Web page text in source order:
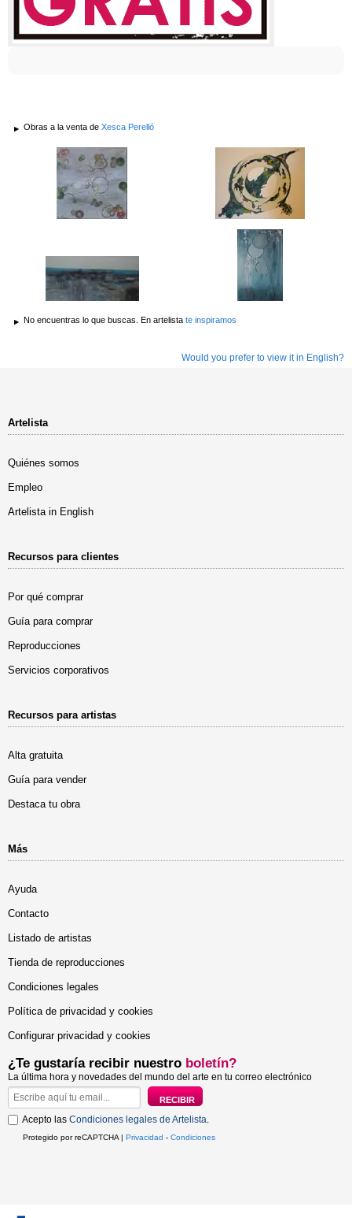
Obras a la venta de Xesca Perelló
No encuentras lo que buscas. En artelista te inspiramos
Would you prefer to view it in English?
Artelista
Quiénes somos
Empleo
Artelista in English
Recursos para clientes
Por qué comprar
Guía para comprar
Reproducciones
Servicios corporativos
Recursos para artistas
Alta gratuita
Guía para vender
Destaca tu obra
Más
Ayuda
Contacto
Listado de artistas
Tienda de reproducciones
Condiciones legales
Política de privacidad y cookies
Configurar privacidad y cookies
¿Te gustaría recibir nuestro boletín?
La última hora y novedades del mundo del arte en tu correo electrónico
Acepto las Condiciones legales de Artelista.
Protegido por reCAPTCHA | Privacidad - Condiciones